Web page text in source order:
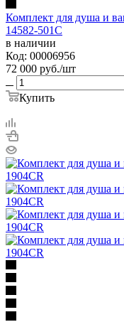
Комплект для душа и
14582-501C
в наличии
Код: 00006956
72 000 руб./шт
Купить